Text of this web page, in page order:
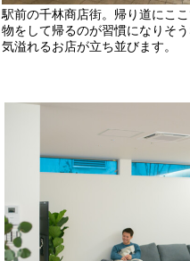
駅前の千林商店街。帰り道にこ
物をして帰るのが習慣になりそ
気溢れるお店が立ち並びます。